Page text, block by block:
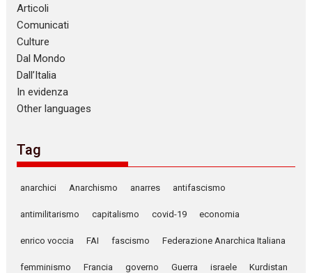
Articoli
Comunicati
Culture
Dal Mondo
Dall’Italia
In evidenza
Other languages
Tag
anarchici Anarchismo anarres antifascismo
antimilitarismo capitalismo covid-19 economia
enrico voccia FAI fascismo Federazione Anarchica Italiana
femminismo Francia governo Guerra israele Kurdistan